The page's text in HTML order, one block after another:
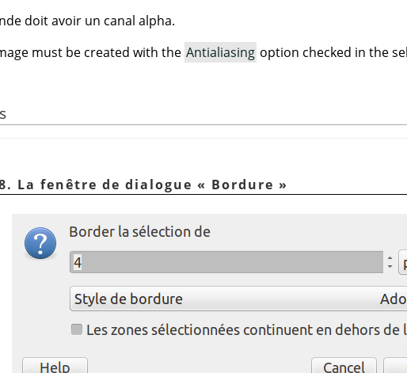
doit avoir un canal alpha.
must be created with the Antialiasing option checked in the
La fenêtre de dialogue « Bordure »